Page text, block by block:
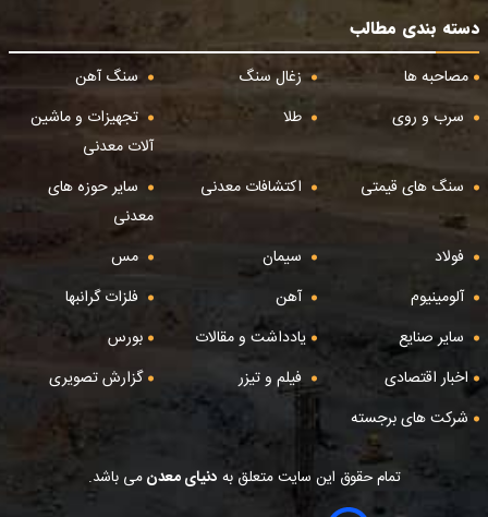
دسته بندی مطالب
مصاحبه ها
زغال سنگ
سنگ آهن
سرب و روی
طلا
تجهیزات و ماشین
آلات معدنی
سنگ های قیمتی
اکتشافات معدنی
سایر حوزه های
معدنی
فولاد
سیمان
مس
آلومینیوم
آهن
فلزات گرانبها
سایر صنایع
یادداشت و مقالات
بورس
اخبار اقتصادی
فیلم و تیزر
گزارش تصویری
شرکت های برجسته
تمام حقوق این سایت متعلق به دنیای معدنمی باشد.